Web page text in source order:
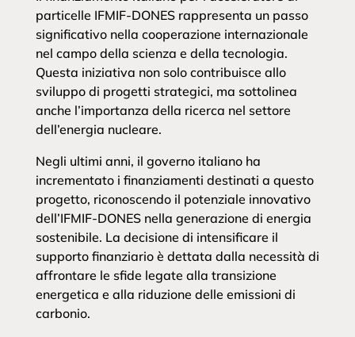
particelle IFMIF-DONES rappresenta un passo
significativo nella cooperazione internazionale
nel campo della scienza e della tecnologia.
Questa iniziativa non solo contribuisce allo
sviluppo di progetti strategici, ma sottolinea
anche l’importanza della ricerca nel settore
dell’energia nucleare.
Negli ultimi anni, il governo italiano ha
incrementato i finanziamenti destinati a questo
progetto, riconoscendo il potenziale innovativo
dell’IFMIF-DONES nella generazione di energia
sostenibile. La decisione di intensificare il
supporto finanziario è dettata dalla necessità di
affrontare le sfide legate alla transizione
energetica e alla riduzione delle emissioni di
carbonio.